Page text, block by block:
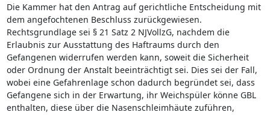
Die Kammer hat den Antrag auf gerichtliche Entscheidung mit
dem angefochtenen Beschluss zurückgewiesen.
Rechtsgrundlage sei § 21 Satz 2 NJVollzG, nachdem die
Erlaubnis zur Ausstattung des Haftraums durch den
Gefangenen widerrufen werden kann, soweit die Sicherheit
oder Ordnung der Anstalt beeinträchtigt sei. Dies sei der Fall,
wobei eine Gefahrenlage schon dadurch begründet sei, dass
Gefangene sich in der Erwartung, ihr Weichspüler könne GBL
enthalten, diese über die Nasenschleimhäute zuführen,